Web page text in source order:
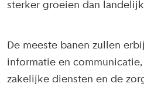
sterker groeien dan
De meeste banen zullen
informatie en
zakelijke diensten en de